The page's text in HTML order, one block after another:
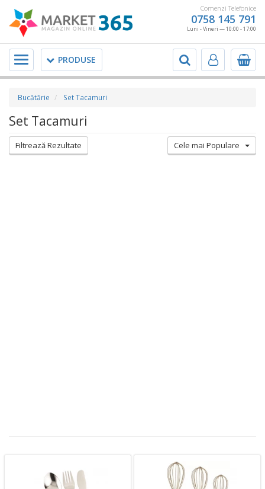
Comenzi Telefonice
0758 145 791
Luni - Vineri — 10:00 - 17:00
PRODUSE
Meniu
Bucătărie Set Tacamuri
Set Tacamuri
Cele mai Populare
Filtrează Rezultate